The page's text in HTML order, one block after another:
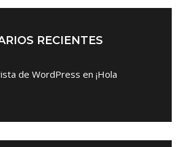
RECIENTES
de WordPress en ¡Hola